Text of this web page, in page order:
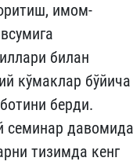
имом-
билан
кўмаклар бўйича
берди.
семинар давомида
тизимда кенг